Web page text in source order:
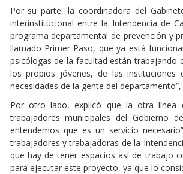
Por su parte, la coordinadora del
interinstitucional entre la Intendencia de
programa departamental de prevención y
llamado Primer Paso, que ya está
psicólogas de la facultad están trabajando
los propios jóvenes, de las instituciones
necesidades de la gente del
Por otro lado, explicó que la otra línea
trabajadores municipales del Gobierno
entendemos que es un servicio
trabajadores y trabajadoras de la
que hay de tener espacios así de trabajo
para ejecutar este proyecto, ya que lo